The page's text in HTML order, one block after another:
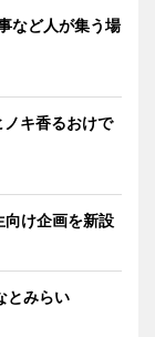
など人が集う場
キ香るおけで
け企画を新設
とみらい